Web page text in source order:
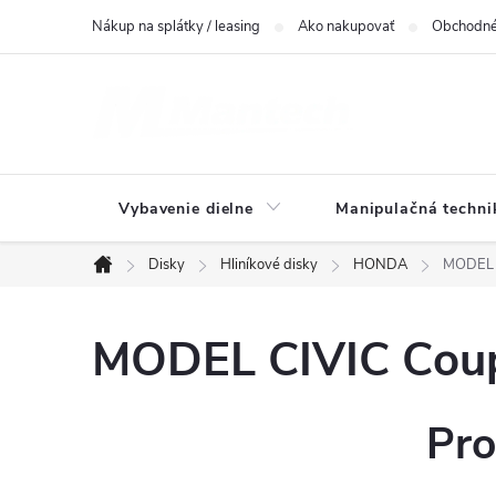
Nákup na splátky / leasing Ako nakupovať
Vybavenie dielne Manipulačná
Domov
Disky Hliníkové disky HONDA
MODEL CIVIC